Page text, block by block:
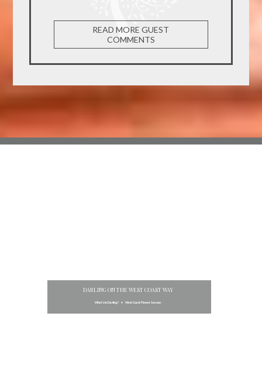
READ MORE GUEST
COMMENTS
DARLING ON THE WEST COAST WAY
What’s in Darling? • West Coast Flower Season